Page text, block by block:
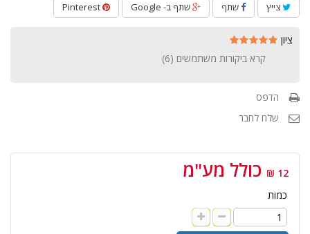
צייץ שתף שתף ב- Google
ציון
קרא ביקורות משתמשים (6
)
הדפס
שלח לחבר
12 ₪ כולל מע"מ
כמות